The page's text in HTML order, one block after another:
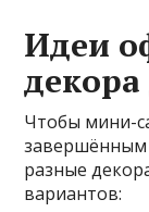
Идеи
Чтобы мини-
завершённым
разные
вариантов: